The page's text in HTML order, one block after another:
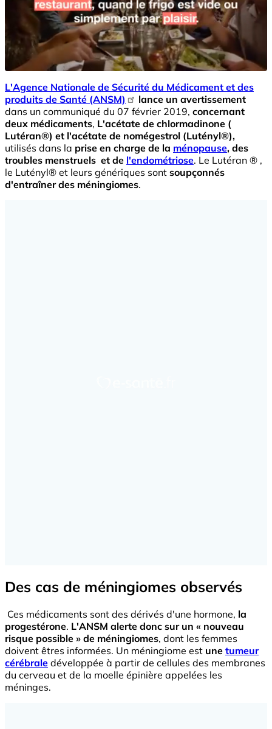
L'Agence Nationale de Sécurité du Médicament et des
produits de Santé (ANSM)
lance un avertissement
dans un communiqué du 07 février 2019, concernant
deux médicaments, L'acétate de chlormadinone (
Lutéran®) et l'acétate de nomégestrol (Lutényl®),
utilisés dans la prise en charge de la ménopause, des
troubles menstruels et de l'endométriose. Le Lutéran ® ,
le Lutényl® et leurs génériques sont soupçonnés
d'entraîner des méningiomes.
Des cas de méningiomes observés
Ces médicaments sont des dérivés d'une hormone, la
progestérone. L'ANSM alerte donc sur un « nouveau
risque possible » de méningiomes, dont les femmes
doivent êtres informées. Un méningiome est une tumeur
cérébrale développée à partir de cellules des membranes
du cerveau et de la moelle épinière appelées les
méninges.